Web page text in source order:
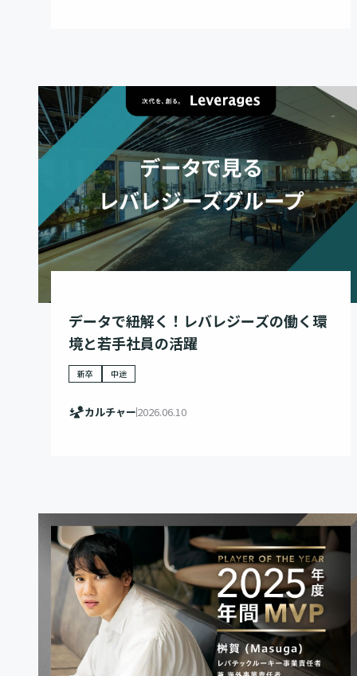
データで紐解く！レバレジーズの働く環
境と若手社員の活躍
新卒 中途
カルチャー2026.06.10